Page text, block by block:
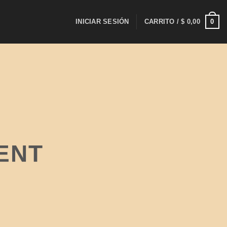
INICIAR SESIÓN CARRITO /$ 0,00 0